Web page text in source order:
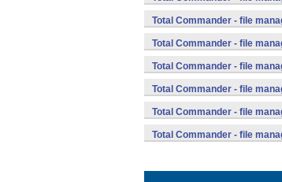
Total Commander - file
Total Commander - file
Total Commander - file
Total Commander - file
Total Commander - file
Total Commander - file